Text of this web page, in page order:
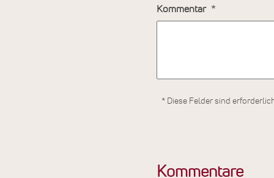
Kommentar
* Diese Felder sind
Kommentare